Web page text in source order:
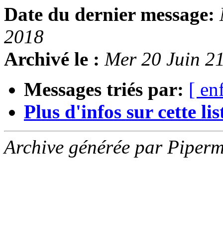
Date du dernier message:
2018
Archivé le : Mer 20 Juin
Messages triés par: [
Plus d'infos sur cette
Archive générée par